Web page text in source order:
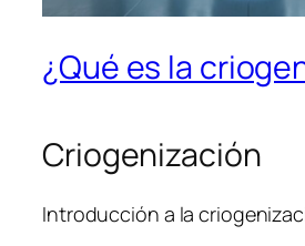
¿Qué es la
Criogenización
Introducción a la